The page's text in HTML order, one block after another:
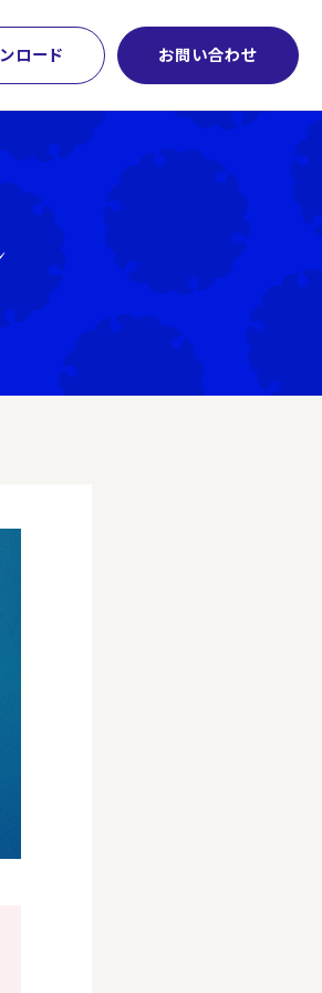
ロード お問い合わせ
業務改革
ェーンマネジメント
ソースマネジメント
ロセスアウトソーシング
システム
導入
組み
トワーク
プ